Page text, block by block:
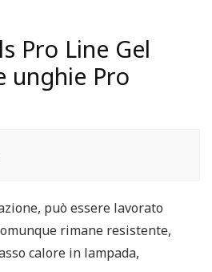
Pro Line Gel
unghie Pro
può essere lavorato
rimane resistente,
calore in lampada,